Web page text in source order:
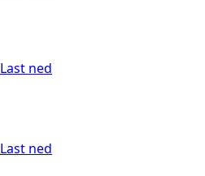
Last ned
Last ned